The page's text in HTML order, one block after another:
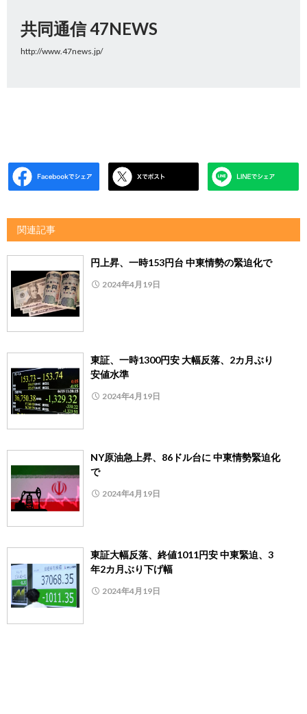
共同通信 47NEWS
http://www.47news.jp/
関連記事
円上昇、一時153円台 中東情勢の緊迫化で
2024年4月19日
東証、一時1300円安 大幅反落、2カ月ぶり
安値水準
2024年4月19日
NY原油急上昇、86ドル台に 中東情勢緊迫化
で
2024年4月19日
東証大幅反落、終値1011円安 中東緊迫、3
年2カ月ぶり下げ幅
2024年4月19日